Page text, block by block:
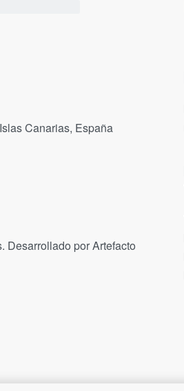
Canarias, España
Desarrollado por Artefacto